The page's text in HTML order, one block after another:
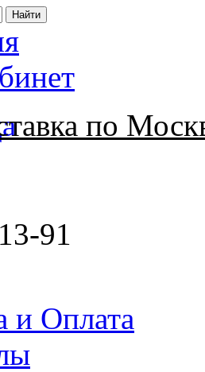
по
91
и Оплата